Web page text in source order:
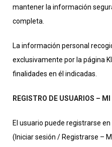
mantener la información
completa.
La información personal
exclusivamente por la página
finalidades en él indicadas.
REGISTRO DE USUARIOS –
El usuario puede registrarse
(Iniciar sesión / Registrarse –